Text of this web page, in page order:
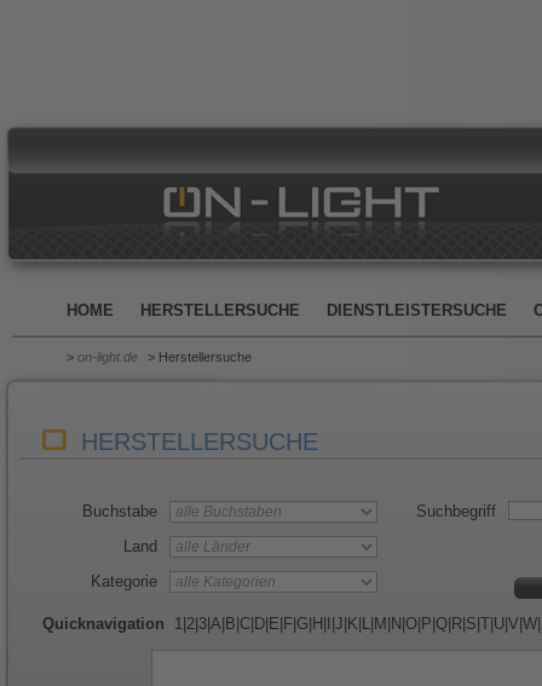
HOME HERSTELLERSUCHE DIENSTLEISTERSUCHE
> on-light.de > Herstellersuche
HERSTELLERSUCHE
Buchstabe
Land
Kategorie
Suchbegriff
Quicknavigation 1 2 3 A B C D E F G H J K L M N O P Q R S T U V W